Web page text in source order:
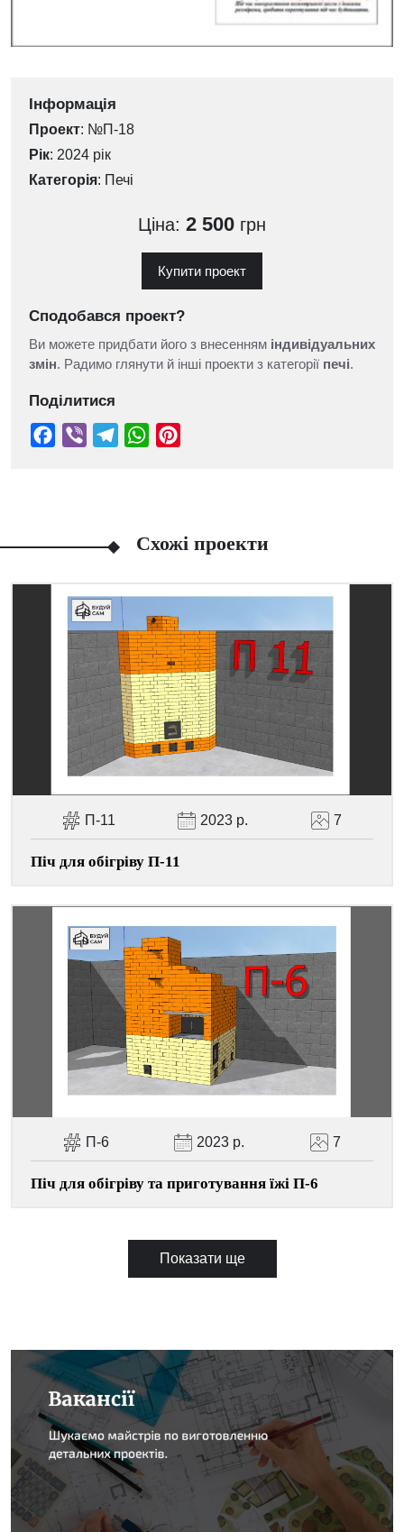
Інформація
Проект: №П-18
Рік: 2024 рік
Категорія: Печі
Ціна: 2 500 грн
Купити проект
Сподобався проект?
Ви можете придбати його з внесенням індивідуальних
змін. Радимо глянути й інші проекти з категорії печі.
Поділитися
Facebook
ViberTelegramWhatsAppPinterest
Схожі проекти
П-11 2023 р. 7
Піч для обігріву П-11
П-6 2023 р. 7
Піч для обігріву та приготування їжі П-6
Показати ще